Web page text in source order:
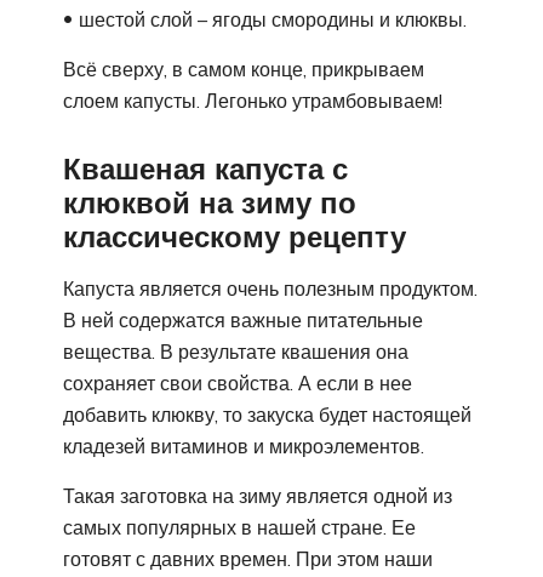
шестой слой – ягоды смородины и клюквы.
Всё сверху, в самом конце, прикрываем
слоем капусты. Легонько утрамбовываем!
Квашеная капуста с
клюквой на зиму по
классическому рецепту
Капуста является очень полезным продуктом.
В ней содержатся важные питательные
вещества. В результате квашения она
сохраняет свои свойства. А если в нее
добавить клюкву, то закуска будет настоящей
кладезей витаминов и микроэлементов.
Такая заготовка на зиму является одной из
самых популярных в нашей стране. Ее
готовят с давних времен. При этом наши